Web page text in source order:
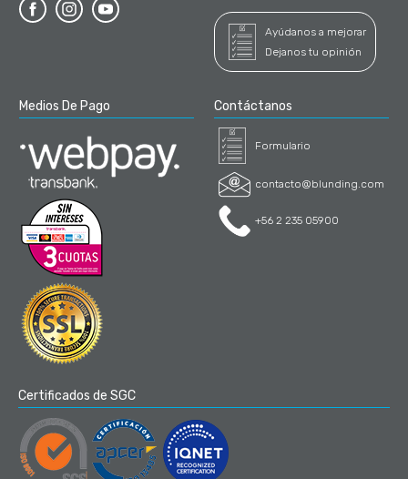
Ayúdanos a mejorar
Dejanos tu opinión
Medios De Pago Contáctanos
Formulario
contacto@blunding.com
+56 2 235 05900
Certificados de SGC